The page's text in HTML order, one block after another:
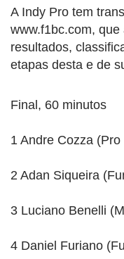
A Indy Pro tem
www.f1bc.com,
resultados,
etapas desta e de
Final, 60 minutos
1 Andre Cozza
2 Adan Siqueira
3 Luciano Benelli
4 Daniel Furiano